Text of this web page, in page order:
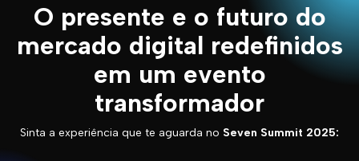
O presente e o futuro do
mercado digital redefinidos
em um evento
transformador
Sinta a experiência que te aguarda no Seven Summit 2025: